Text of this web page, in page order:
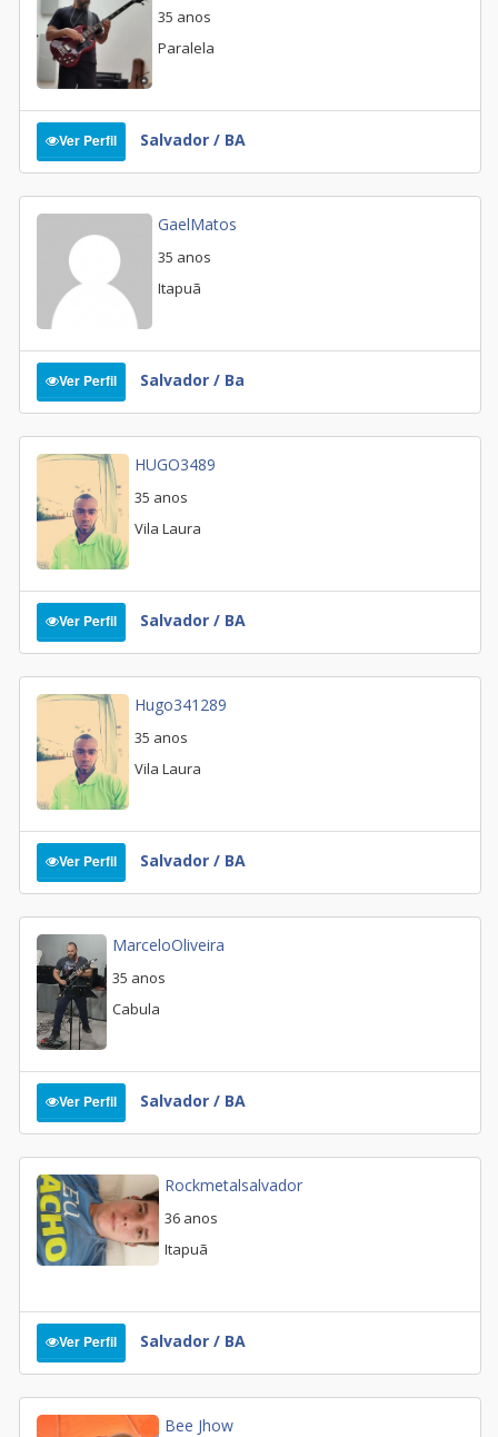
35 anos
Paralela
Ver Perfil Salvador / BA
GaelMatos
35 anos
Itapuã
Ver Perfil Salvador / Ba
HUGO3489
35 anos
Vila Laura
Ver Perfil Salvador / BA
Hugo341289
35 anos
Vila Laura
Ver Perfil Salvador / BA
MarceloOliveira
35 anos
Cabula
Ver Perfil Salvador / BA
Rockmetalsalvador
36 anos
Itapuã
Ver Perfil Salvador / BA
Bee Jhow